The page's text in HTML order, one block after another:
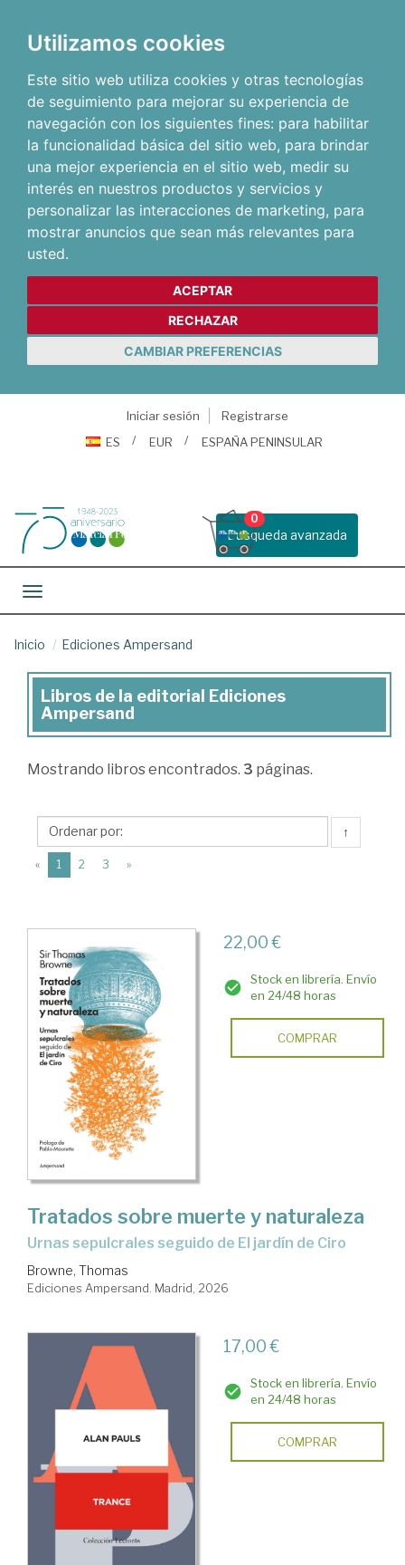
Utilizamos cookies
Este sitio web utiliza cookies y otras tecnologías
de seguimiento para mejorar su experiencia de
navegación con los siguientes fines: para habilitar
la funcionalidad básica del sitio web, para brindar
una mejor experiencia en el sitio web, medir su
interés en nuestros productos y servicios y
personalizar las interacciones de marketing, para
mostrar anuncios que sean más relevantes para
usted.
ACEPTAR
RECHAZAR
CAMBIAR PREFERENCIAS
Iniciar sesión
Registrarse
ES
EUR ESPAÑA PENINSULAR
Busqueda avanzada
0
Toggle navigation
Inicio Ediciones Ampersand
Libros
de
la
Ediciones
Ampersand
Libros de la editorial Ediciones
Ampersand
Mostrando libros encontrados. 3 páginas.
↑
« 1 (current)
2 3 »
22,00 €
Stock en librería. Envío
en 24/48 horas
COMPRAR
Tratados sobre muerte y naturaleza
Urnas sepulcrales seguido de El jardín de Ciro
Browne, Thomas
Ediciones Ampersand. Madrid, 2026
17,00 €
Stock en librería. Envío
en 24/48 horas
COMPRAR